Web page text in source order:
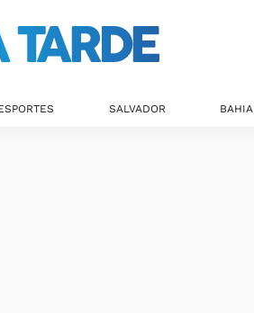
SALVADOR BAHIA